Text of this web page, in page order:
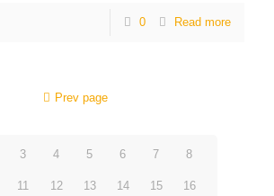
0 Read more
Prev page
3 4 5 6 7 8
11 12 13 14 15 16